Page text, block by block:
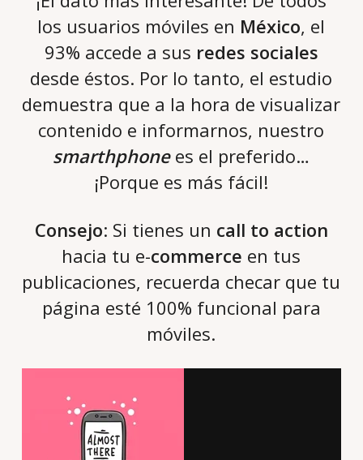
los usuarios móviles en México, el
93% accede a sus redes sociales
desde éstos. Por lo tanto, el estudio
demuestra que a la hora de visualizar
contenido e informarnos, nuestro
smarthphone es el preferido…
¡Porque es más fácil!
Consejo: Si tienes un call to action
hacia tu e-commerce en tus
publicaciones, recuerda checar que tu
página esté 100% funcional para
móviles.